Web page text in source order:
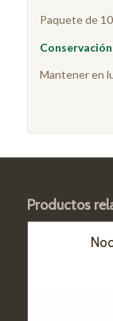
Paquete de
Conservación
Mantener en
Productos